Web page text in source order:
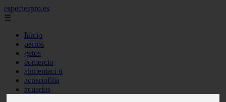
especiespro.es
☰
Inicio
perros
gatos
comercio
alimentaci n
acuariofilia
acuarios